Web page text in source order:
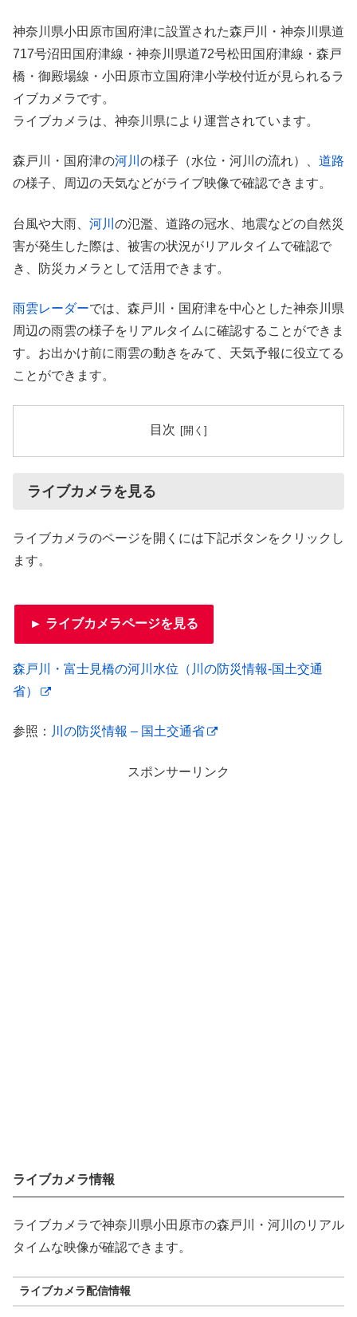
神奈川県小田原市国府津に設置された森戸川・神奈川県道
717号沼田国府津線・神奈川県道72号松田国府津線・森戸
橋・御殿場線・小田原市立国府津小学校付近が見られるラ
イブカメラです。
ライブカメラは、神奈川県により運営されています。
森戸川・国府津の河川 の様子（水位・河川の流れ）、 道路
の様子、周辺の天気などがライブ映像で確認できます。
台風や大雨、 河川 の氾濫、道路の冠水、地震などの自然災
害が発生した際は、被害の状況がリアルタイムで確認で
き、防災カメラとして活用できます。
雨雲レーダーでは、森戸川・国府津を中心とした神奈川県
周辺の雨雲の様子をリアルタイムに確認することができま
す。お出かけ前に雨雲の動きをみて、天気予報に役立てる
ことができます。
目次
ライブカメラを見る
ライブカメラのページを開くには下記ボタンをクリックし
ます。
► ライブカメラページを見る
森戸川・富士見橋の河川水位（川の防災情報-国土交通
省）
参照： 川の防災情報 – 国土交通省
スポンサーリンク
ライブカメラ情報
ライブカメラで神奈川県小田原市の森戸川・河川のリアル
タイムな映像が確認できます。
ライブカメラ配信情報